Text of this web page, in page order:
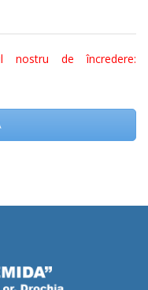
nostru de încredere: